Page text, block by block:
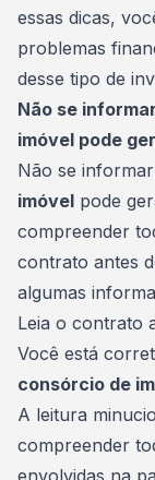
essas dicas,
problemas
desse tipo de
Não se
imóvel pode
Não se
imóvel pode
compreender
contrato antes
algumas
Leia o contrato
Você está
consórcio de
A leitura
compreender
envolvidas na